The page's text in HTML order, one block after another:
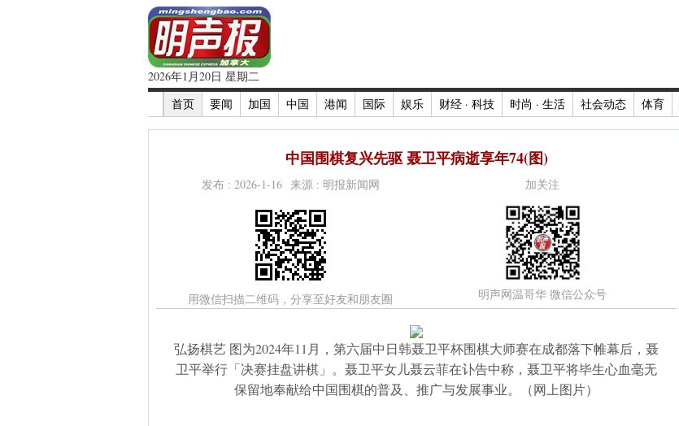
2026年1月20日 星期二
首页
要闻 加国 中国 港闻 国际 娱乐 财经 · 科技 时尚 · 生活 社会动态 体育
中国围棋复兴先驱 聂卫平病逝享年74(图)
发布 : 2026-1-16 来源 : 明报新闻网
用微信扫描二维码，分享至好友和朋友圈
加关注
明声网温哥华 微信公众号
弘扬棋艺 图为2024年11月，第六届中日韩聂卫平杯围棋大师赛在成都落下帷幕后，聂
卫平举行「决赛挂盘讲棋」。聂卫平女儿聂云菲在讣告中称，聂卫平将毕生心血毫无
保留地奉献给中国围棋的普及、推广与发展事业。（网上图片）